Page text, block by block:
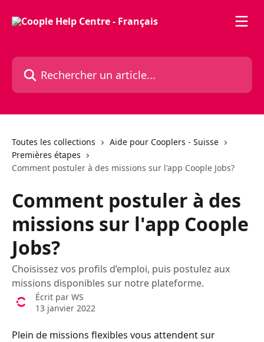
Rechercher un article...
Toutes les collections
Aide pour Cooplers - Suisse
Premières étapes
Comment postuler à des missions sur l'app Coople Jobs?
Comment postuler à des
missions sur l'app Coople
Jobs?
Choisissez vos profils d’emploi, puis postulez aux
missions disponibles sur notre plateforme.
Écrit par WS
13 janvier 2022
Plein de missions flexibles vous attendent sur